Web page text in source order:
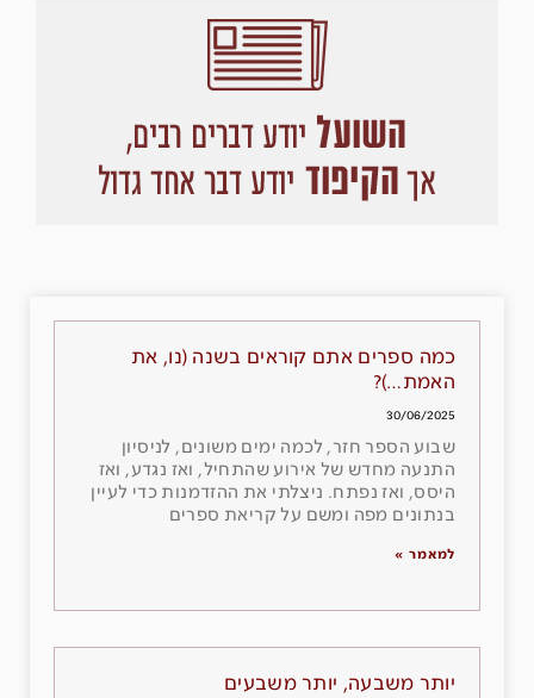
כמה ספרים אתם קוראים בשנה (נו, את
האמת…)?
30/06/2025
שבוע הספר חזר, לכמה ימים משונים, לניסיון
התנעה מחדש של אירוע שהתחיל, ואז נגדע, ואז
היסס, ואז נפתח. ניצלתי את ההזדמנות כדי לעיין
בנתונים מפה ומשם על קריאת ספרים
למאמר »
יותר משבעה, יותר משבעים